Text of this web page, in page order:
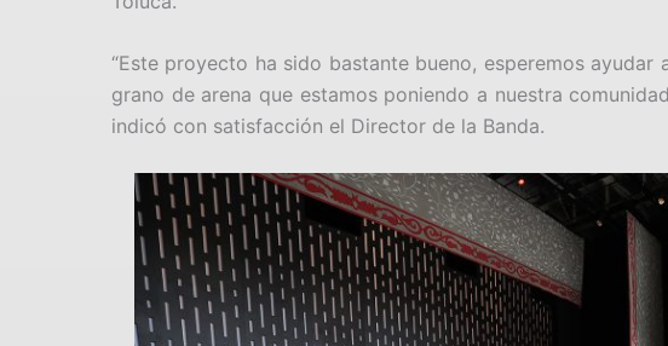
“Este proyecto ha sido bastante bueno, esperemos ayudar
grano de arena que estamos poniendo a nuestra
indicó con satisfacción el Director de la Banda.